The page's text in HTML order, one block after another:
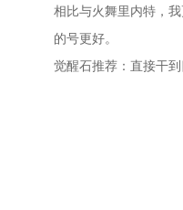
相比与火舞里内特，
的号更好。
觉醒石推荐：直接干